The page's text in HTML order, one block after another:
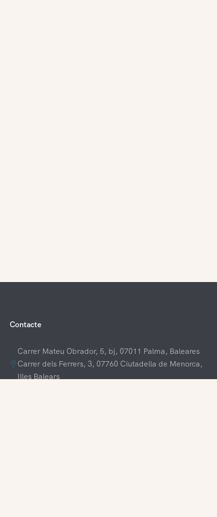
Contacte
Carrer Mateu Obrador, 5, bj, 07011 Palma, Baleares
Carrer dels Ferrers, 3, 07760 Ciutadella de Menorca,
Illes Balears